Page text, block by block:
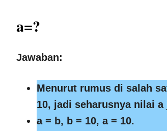
a=?
Jawaban:
Menurut rumus di salah
10, jadi seharusnya nilai a
a = b, b = 10, a = 10.